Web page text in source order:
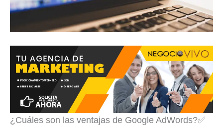
¿Cuáles son las ventajas de Google AdWords?✅